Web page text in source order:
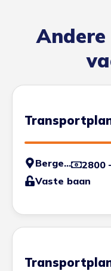
Bergen op Zoom 2800
Vaste baan